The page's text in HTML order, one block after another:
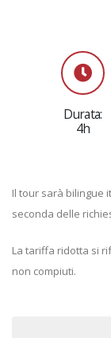
Durata:
4h
Il tour sarà bilingue
seconda delle
La tariffa ridotta si
non compiuti.